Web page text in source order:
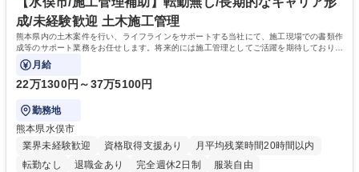
歴・資格 学歴：大学院 大学 高専 短大 専修学校 高校 語学力： 資格：
成/未経験歓迎 土木施工管理
熊本県内の土木案件を行い、ライフラインをサポートする当社にて、施工現場での書類作
成等のサポート業務をお任せします。将来的には施工管理としてご活躍を期待しておりま
す。
月給
22万1300円～37万5100円
勤務地
熊本県水俣市
業界未経験歓迎
資格取得支援あり
月平均残業時間20時間以内
転勤なし
退職金あり 完全週休2日制 服装自由